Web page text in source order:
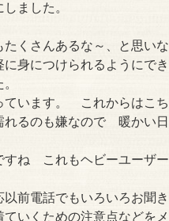
ました。
くさんあるな～、と思いな
につけられるようにでき
います。 これからはこち
るのも嫌なので 暖かい日
ね これもヘビーユーザー
前電話でもいろいろお聞き
いくための注意点などをメ